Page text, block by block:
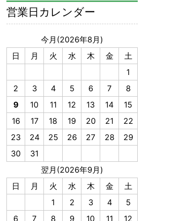
営業日カレンダー
今月(2026年8月)
日
月 火 水 木 金
土
1
2
3 4 5 6 7
8
9
10 11 12 13 14
15
16
17 18 19 20 21
22
23
24 25 26 27 28
29
30
31
翌月(2026年9月)
日
月 火 水 木 金
土
1
2 3 4
5
6
7 8 9 10 11 12